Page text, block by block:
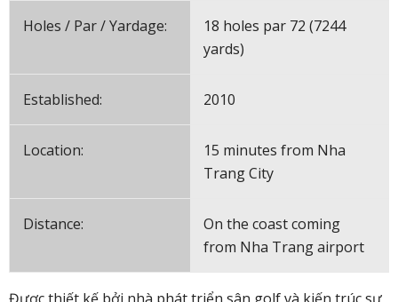
Holes / Par / Yardage:
18 holes par 72 (7244
yards)
Established: 2010
Location:
15 minutes from Nha
Trang City
Distance:
On the coast coming
from Nha Trang airport